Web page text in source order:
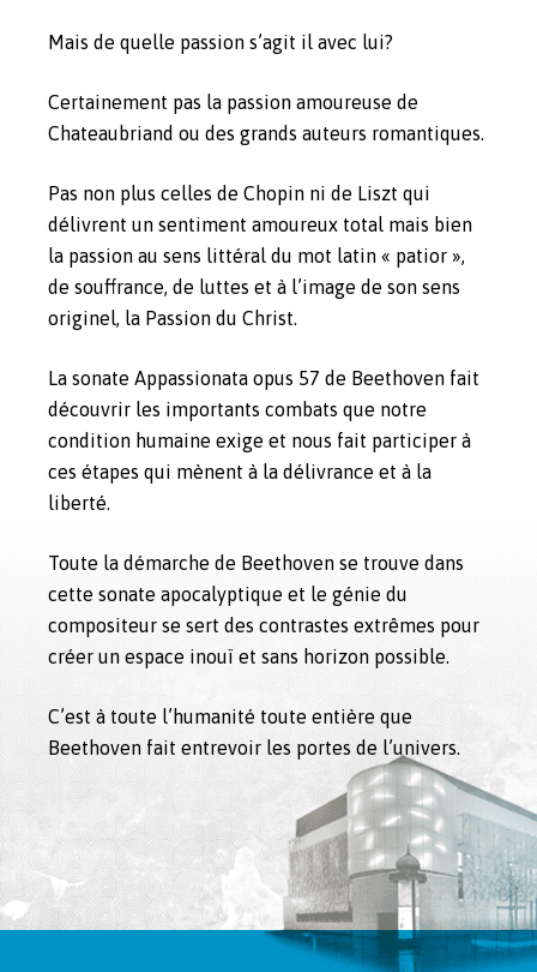
Mais de quelle passion s’agit il avec lui?
Certainement pas la passion amoureuse de
Chateaubriand ou des grands auteurs romantiques.
Pas non plus celles de Chopin ni de Liszt qui
délivrent un sentiment amoureux total mais bien
la passion au sens littéral du mot latin « patior »,
de souffrance, de luttes et à l’image de son sens
originel, la Passion du Christ.
La sonate Appassionata opus 57 de Beethoven fait
découvrir les importants combats que notre
condition humaine exige et nous fait participer à
ces étapes qui mènent à la délivrance et à la
liberté.
Toute la démarche de Beethoven se trouve dans
cette sonate apocalyptique et le génie du
compositeur se sert des contrastes extrêmes pour
créer un espace inouï et sans horizon possible.
C’est à toute l’humanité toute entière que
Beethoven fait entrevoir les portes de l’univers.